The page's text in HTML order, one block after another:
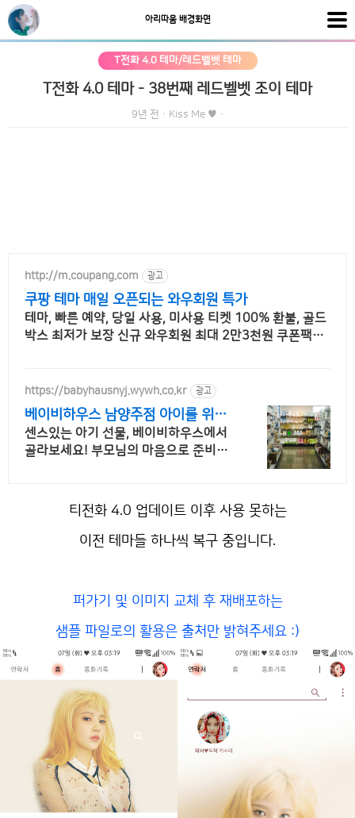
아리따움 배경화면
T전화 4.0 테마/레드벨벳 테마
T전화 4.0 테마 - 38번째 레드벨벳 조이 테마
9년 전 · Kiss Me ♥ ·
http://m.coupang.com 광고
쿠팡 테마 매일 오픈되는 와우회원 특가
테마, 빠른 예약, 당일 사용, 미사용 티켓 100% 환불, 골드
박스 최저가 보장 신규 와우회원 최대 2만3천원 쿠폰팩+
https://babyhausnyj.wywh.co.kr 광고
베이비하우스 남양주점 아이를 위한
최고의 공간
센스있는 아기 선물, 베이비하우스에서
골라보세요! 부모님의 마음으로 준비한
티전화 4.0 업데이트 이후 사용 못하는
이전 테마들 하나씩 복구 중입니다.
퍼가기 및 이미지 교체 후 재배포하는
샘플 파일로의 활용은 출처만 밝혀주세요 :)